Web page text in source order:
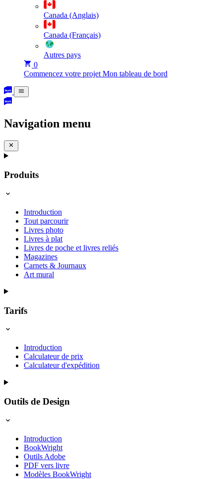
Canada (Anglais)
Canada (Français)
Autres pays
0
Commencez votre projet Mon tableau de bord
Navigation menu
Produits
Introduction
Tout parcourir
Livres photo
Livres à plat
Livres de poche et livres reliés
Magazines
Carnets & Journaux
Art mural
Tarifs
Introduction
Calculateur de prix
Calculateur d'expédition
Outils de Design
Introduction
BookWright
Outils Adobe
PDF vers livre
Modèles BookWright